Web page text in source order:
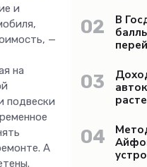
и
—
на
подвески
А
02
В
03
04